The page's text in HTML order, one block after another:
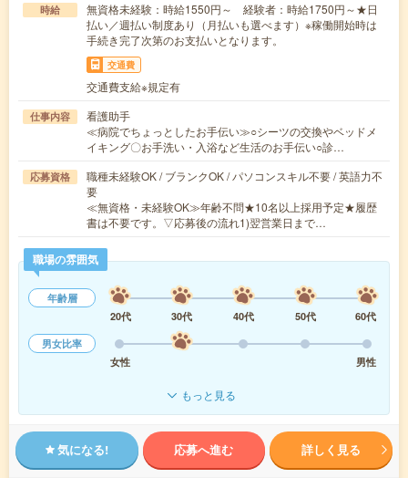
時給
無資格未経験：時給1550円～ 経験者：時給1750円～★日
払い／週払い制度あり（月払いも選べます）※稼働開始時は
手続き完了次第のお支払いとなります。
交通費
交通費支給※規定有
仕事内容
看護助手
≪病院でちょっとしたお手伝い≫○シーツの交換やベッドメ
イキング〇お手洗い・入浴など生活のお手伝い○診…
応募資格
職種未経験OK / ブランクOK / パソコンスキル不要 / 英語力不
要
≪無資格・未経験OK≫年齢不問★10名以上採用予定★履歴
書は不要です。▽応募後の流れ1)翌営業日まで…
職場の雰囲気
年齢層
20代
30代 40代 50代
60代
男女比率
女性
男性
もっと見る
気になる! 応募へ進む 詳しく見る